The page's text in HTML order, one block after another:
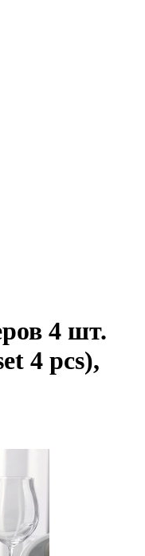
4 шт.
4 pcs),